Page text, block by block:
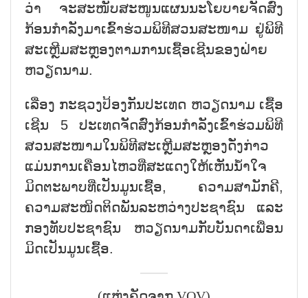
ວ່າ ຈະສະໜັບສະໜູນແຜນນະໂຍບາຍຈັດສົ່ງ
ກ້ອນກຳລັງມາເຂົ້າຮ່ວມພິທີສວນສະໜາມ ຢູ່ພິທີ
ສະເຫຼີມສະຫຼອງຕາມການເຊື້ອເຊີນຂອງຝ່າຍ
ຫວຽດນາມ.
ເລື່ອງ ກະຊວງປ້ອງກັນປະເທດ ຫວຽດນາມ ເຊື້ອ
ເຊີນ 5 ປະເທດຈັດສົ່ງກ້ອນກຳລັງເຂົ້າຮ່ວມພິທີ
ສວນສະໜາມໃນພິທີສະເຫຼີມສະຫຼອງດັ່ງກ່າວ
ແມ່ນການເຄື່ອນໄຫວທີ່ສະແດງໃຫ້ເຫັນນ້ຳໃຈ
ມິດຕະພາບທີ່ເປັນມູນເຊື້ອ, ຄວາມສາມັກຄີ,
ຄວາມສະໜິດຕິດພັນລະຫວ່າງປະຊາຊົນ ແລະ
ກອງທັບປະຊາຊົນ ຫວຽດນາມກັບບັນດາເພື່ອນ
ມິດເປັນມູນເຊື້ອ.